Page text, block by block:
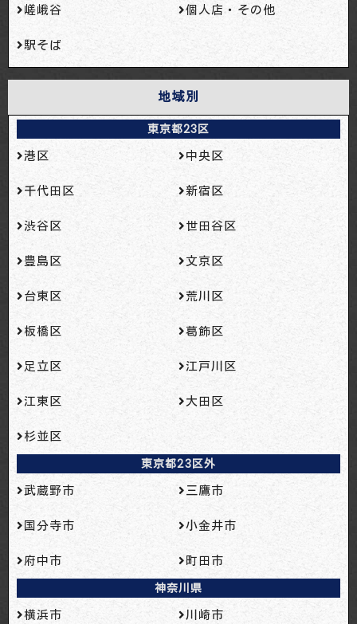
嵯峨谷 個人店・その他
駅そば
地域別
東京都23区
港区 中央区
千代田区 新宿区
渋谷区 世田谷区
豊島区 文京区
台東区 荒川区
板橋区 葛飾区
足立区 江戸川区
江東区 大田区
杉並区
東京都23区外
武蔵野市 三鷹市
国分寺市 小金井市
府中市 町田市
神奈川県
横浜市 川崎市